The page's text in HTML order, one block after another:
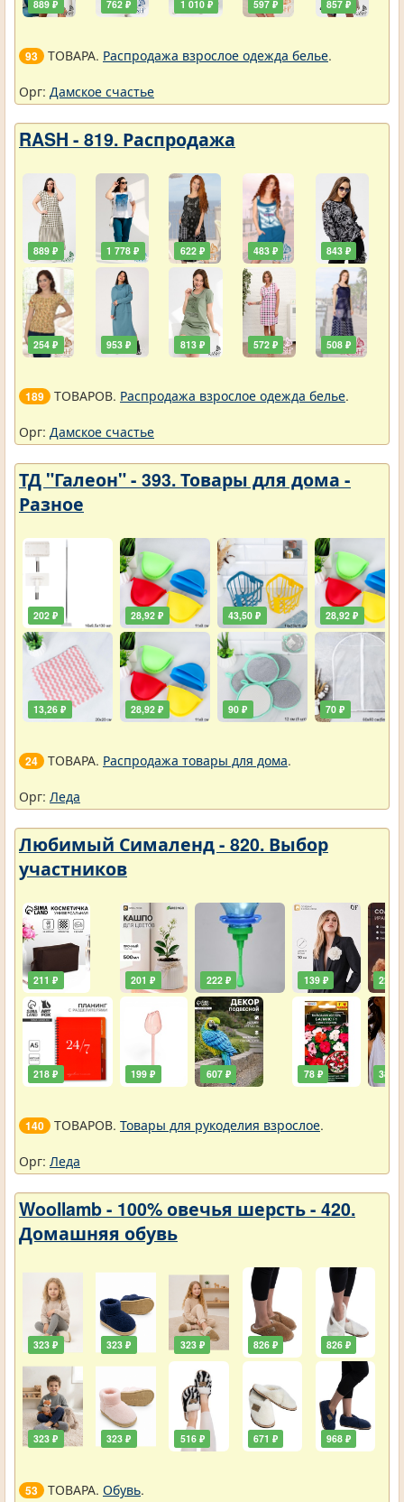
889 ₽ 762 ₽ 1 010 ₽ 597 ₽ 857 ₽
93 ТОВАРА. Распродажа взрослое одежда белье.
Орг: Дамское счастье
RASH - 819. Распродажа
889 ₽
254 ₽
1 778 ₽
953 ₽
622 ₽
813 ₽
483 ₽
572 ₽
843 ₽
508 ₽
189 ТОВАРОВ. Распродажа взрослое одежда белье.
Орг: Дамское счастье
ТД "Галеон" - 393. Товары для дома -
Разное
202 ₽
13,26 ₽
28,92 ₽
28,92 ₽
43,50 ₽
90 ₽
28,92 ₽
70 ₽
24 ТОВАРА. Распродажа товары для дома.
Орг: Леда
Любимый Сималенд - 820. Выбор
участников
211 ₽
218 ₽
201 ₽
199 ₽
222 ₽
607 ₽
139 ₽
78 ₽
222 ₽
385 ₽
140 ТОВАРОВ. Товары для рукоделия взрослое.
Орг: Леда
Woollamb - 100% овечья шерсть - 420.
Домашняя обувь
323 ₽
323 ₽
323 ₽
323 ₽
323 ₽
516 ₽
826 ₽
671 ₽
826 ₽
968 ₽
53 ТОВАРА. Обувь.